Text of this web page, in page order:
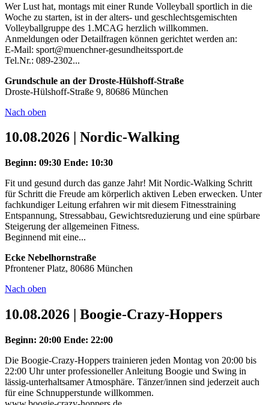
Wer Lust hat, montags mit einer Runde Volleyball sportlich in die
Woche zu starten, ist in der alters- und geschlechtsgemischten
Volleyballgruppe des 1.MCAG herzlich willkommen.
Anmeldungen oder Detailfragen können gerichtet werden an:
E-Mail: sport@muenchner-gesundheitssport.de
Tel.Nr.: 089-2302...
Grundschule an der Droste-Hülshoff-Straße
Droste-Hülshoff-Straße 9, 80686 München
Nach oben
10.08.2026 | Nordic-Walking
Beginn: 09:30 Ende: 10:30
Fit und gesund durch das ganze Jahr! Mit Nordic-Walking Schritt
für Schritt die Freude am körperlich aktiven Leben erwecken. Unter
fachkundiger Leitung erfahren wir mit diesem Fitnesstraining
Entspannung, Stressabbau, Gewichtsreduzierung und eine spürbare
Steigerung der allgemeinen Fitness.
Beginnend mit eine...
Ecke Nebelhornstraße
Pfrontener Platz, 80686 München
Nach oben
10.08.2026 | Boogie-Crazy-Hoppers
Beginn: 20:00 Ende: 22:00
Die Boogie-Crazy-Hoppers trainieren jeden Montag von 20:00 bis
22:00 Uhr unter professioneller Anleitung Boogie und Swing in
lässig-unterhaltsamer Atmosphäre. Tänzer/innen sind jederzeit auch
für eine Schnupperstunde willkommen.